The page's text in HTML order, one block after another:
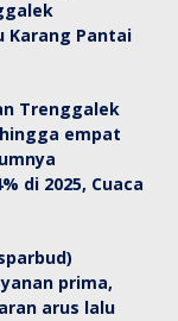
Karang Pantai
di 2025, Cuaca